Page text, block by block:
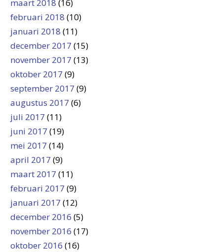
maart 2018 (16)
februari 2018 (10)
januari 2018 (11)
december 2017 (15)
november 2017 (13)
oktober 2017 (9)
september 2017 (9)
augustus 2017 (6)
juli 2017 (11)
juni 2017 (19)
mei 2017 (14)
april 2017 (9)
maart 2017 (11)
februari 2017 (9)
januari 2017 (12)
december 2016 (5)
november 2016 (17)
oktober 2016 (16)